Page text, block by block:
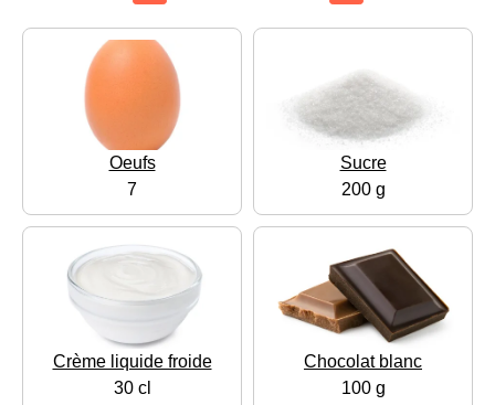
Oeufs
7
Sucre
200 g
Crème liquide froide
30 cl
Chocolat blanc
100 g